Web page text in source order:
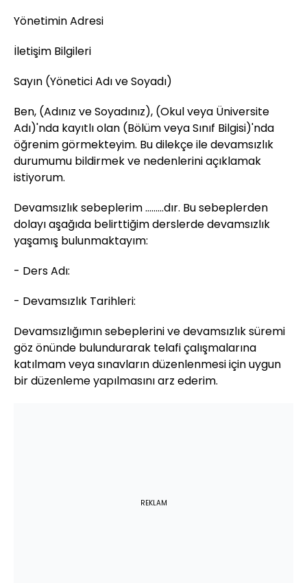
Yönetimin Adresi
İletişim Bilgileri
Sayın (Yönetici Adı ve Soyadı)
Ben, (Adınız ve Soyadınız), (Okul veya Üniversite
Adı)'nda kayıtlı olan (Bölüm veya Sınıf Bilgisi)'nda
öğrenim görmekteyim. Bu dilekçe ile devamsızlık
durumumu bildirmek ve nedenlerini açıklamak
istiyorum.
Devamsızlık sebeplerim ………dır. Bu sebeplerden
dolayı aşağıda belirttiğim derslerde devamsızlık
yaşamış bulunmaktayım:
- Ders Adı:
- Devamsızlık Tarihleri:
Devamsızlığımın sebeplerini ve devamsızlık süremi
göz önünde bulundurarak telafi çalışmalarına
katılmam veya sınavların düzenlenmesi için uygun
bir düzenleme yapılmasını arz ederim.
REKLAM